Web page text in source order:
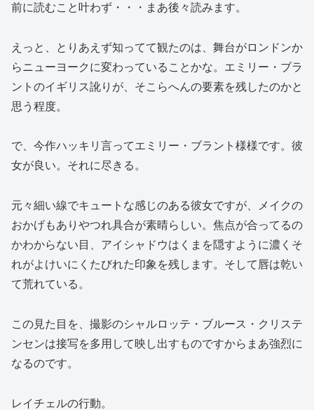
前に読むこと叶わず・・・まあ後々読みます。
えっと、とりあえず知ってて観たのは、舞台がロンドンか
らニューヨークに変わっていることかな。エミリー・ブラ
ントのイギリス訛りが、そこらへんの要素を残したのかと
思う程度。
で、今作ハッキリ言ってエミリー・ブラント様様です。彼
女が良い。それに尽きる。
元々細い線でキュートな感じのある彼女ですが、メイクの
おかげもありやつれ具合が素晴らしい。焦点が合ってるの
かわからない目、アイシャドウはくまを隠すように濃くそ
れがよけいにくたびれた印象を残します。そして唇は乾い
て荒れている。
この見た目を、撮影のシャルロッテ・ブルース・クリステ
ンセンは接写を多用して映し出すものですからまあ強烈に
なるのです。
レイチェルの行動。